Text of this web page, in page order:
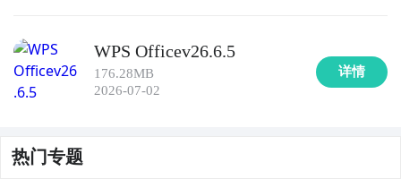
WPS Officev26.6.5
176.28MB
2026-07-02
详情
热门专题